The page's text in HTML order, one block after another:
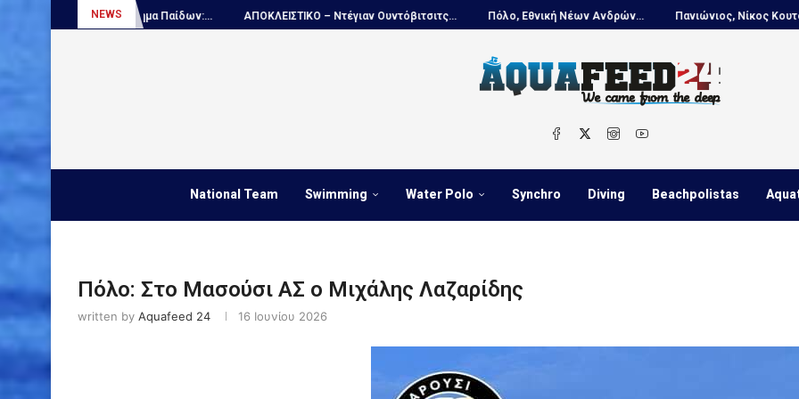
NEWS
Παίδων:... ΑΠΟΚΛΕΙΣΤΙΚΟ – Ντέγιαν Ουντόβιτσιτς... Πόλο, Εθνική Νέων Ανδρών... Πανιώνιος, Νίκος Κουτουβάκης στο...
National Team Swimming Water Polo Synchro Diving Beachpolistas
Πόλο: Στο Μασούσι ΑΣ ο Μιχάλης Λαζαρίδης
written by Aquafeed 24 16 Ιουνίου 2026